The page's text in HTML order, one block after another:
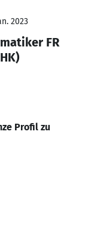
2023
FR
Profil zu